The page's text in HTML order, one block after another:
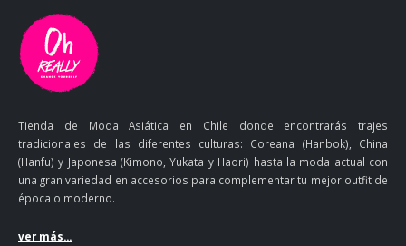
Tienda de Moda Asiática en Chile donde encontrarás trajes
tradicionales de las diferentes culturas: Coreana (Hanbok), China
(Hanfu) y Japonesa (Kimono, Yukata y Haori) hasta la moda actual con
una gran variedad en accesorios para complementar tu mejor outfit de
época o moderno.
ver más...